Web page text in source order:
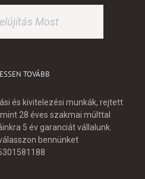
Most
TOVÁBB
és kivitelezési munkák, rejtett
28 éves szakmai múlttal
5 év garanciát vállalunk.
bennünket